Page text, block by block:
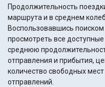
Продолжительность
маршрута и в среднем
Воспользовавшись
просмотреть все
среднюю
отправления и прибытия,
количество свободных
отправлений.